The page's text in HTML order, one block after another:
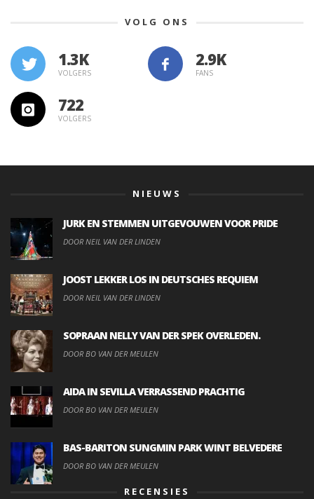
VOLG ONS
1.3K
VOLGERS FANS
722
VOLGERS
NIEUWS
JURK EN STEMMEN UITGEVOUWEN VOOR PRIDE
DOOR NEIL VAN DER LINDEN
JOOST LEKKER LOS IN DEUTSCHES REQUIEM
DOOR NEIL VAN DER LINDEN
SOPRAAN NELLY VAN DER SPEK OVERLEDEN.
DOOR BO VAN DER MEULEN
AIDA IN SEVILLA VERRASSEND PRACHTIG
DOOR BO VAN DER MEULEN
BAS-BARITON SUNGMIN PARK WINT BELVEDERE
DOOR BO VAN DER MEULEN
RECENSIES